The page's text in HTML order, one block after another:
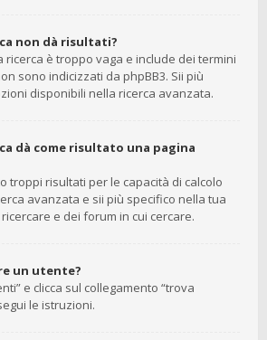
non dà risultati?
ricerca è troppo vaga e include dei termini
sono indicizzati da phpBB3. Sii più
disponibili nella ricerca avanzata.
dà come risultato una pagina
troppi risultati per le capacità di calcolo
avanzata e sii più specifico nella tua
e dei forum in cui cercare.
un utente?
e clicca sul collegamento “trova
le istruzioni.